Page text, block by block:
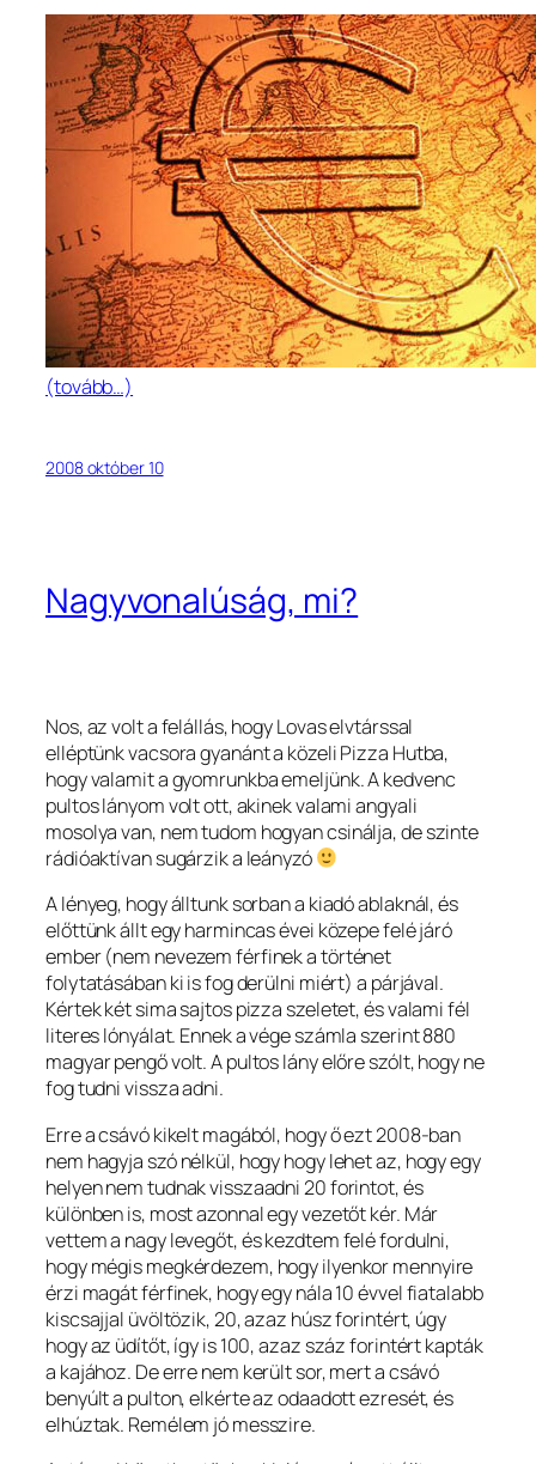
(tovább…)
2008 október 10
Nagyvonalúság, mi?
Nos, az volt a felállás, hogy Lovas elvtárssal
elléptünk vacsora gyanánt a közeli Pizza Hutba,
hogy valamit a gyomrunkba emeljünk. A kedvenc
pultos lányom volt ott, akinek valami angyali
mosolya van, nem tudom hogyan csinálja, de szinte
rádióaktívan sugárzik a leányzó
A lényeg, hogy álltunk sorban a kiadó ablaknál, és
előttünk állt egy harmincas évei közepe felé járó
ember (nem nevezem férfinek a történet
folytatásában ki is fog derülni miért) a párjával.
Kértek két sima sajtos pizza szeletet, és valami fél
literes lónyálat. Ennek a vége számla szerint 880
magyar pengő volt. A pultos lány előre szólt, hogy ne
fog tudni vissza adni.
Erre a csávó kikelt magából, hogy ő ezt 2008-ban
nem hagyja szó nélkül, hogy hogy lehet az, hogy egy
helyen nem tudnak visszaadni 20 forintot, és
különben is, most azonnal egy vezetőt kér. Már
vettem a nagy levegőt, és kezdtem felé fordulni,
hogy mégis megkérdezem, hogy ilyenkor mennyire
érzi magát férfinek, hogy egy nála 10 évvel fiatalabb
kiscsajjal üvöltözik, 20, azaz húsz forintért, úgy
hogy az üdítőt, így is 100, azaz száz forintért kapták
a kajához. De erre nem került sor, mert a csávó
benyúlt a pulton, elkérte az odaadott ezresét, és
elhúztak. Remélem jó messzire.